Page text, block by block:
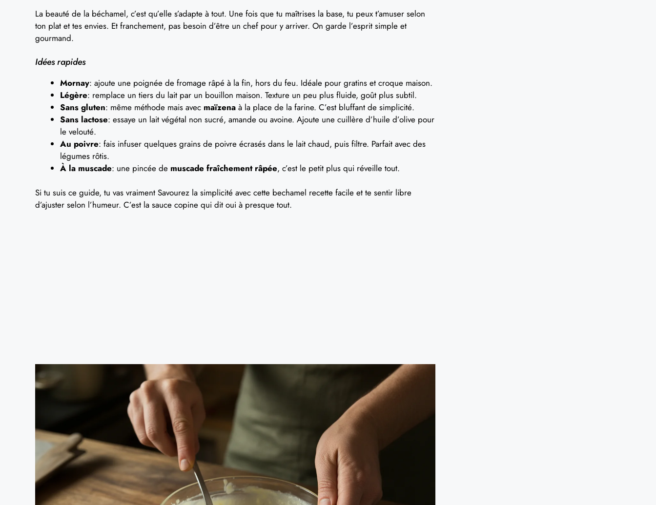
La beauté de la béchamel, c’est qu’elle s’adapte à tout. Une fois que tu maîtrises la base, tu peux t’amuser selon
ton plat et tes envies. Et franchement, pas besoin d’être un chef pour y arriver. On garde l’esprit simple et
gourmand.
Idées rapides
Mornay: ajoute une poignée de fromage râpé à la fin, hors du feu. Idéale pour gratins et croque maison.
Légère: remplace un tiers du lait par un bouillon maison. Texture un peu plus fluide, goût plus subtil.
Sans gluten: même méthode mais avec maïzena à la place de la farine. C’est bluffant de simplicité.
Sans lactose: essaye un lait végétal non sucré, amande ou avoine. Ajoute une cuillère d’huile d’olive pour
le velouté.
Au poivre: fais infuser quelques grains de poivre écrasés dans le lait chaud, puis filtre. Parfait avec des
légumes rôtis.
À la muscade: une pincée de muscade fraîchement râpée, c’est le petit plus qui réveille tout.
Si tu suis ce guide, tu vas vraiment Savourez la simplicité avec cette bechamel recette facile et te sentir libre
d’ajuster selon l’humeur. C’est la sauce copine qui dit oui à presque tout.